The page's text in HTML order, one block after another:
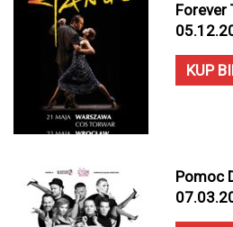
Forever
KUP
Pomoc